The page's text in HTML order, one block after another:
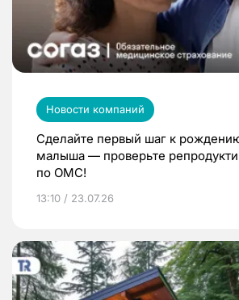
Новости компаний
Сделайте первый шаг к
малыша — проверьте
по ОМС!
13:10 / 23.07.26